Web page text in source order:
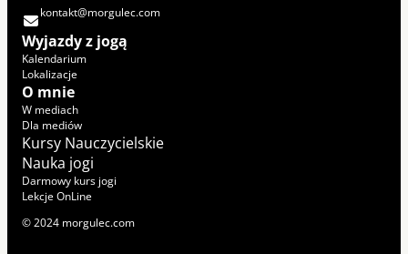
kontakt@morgulec.com
Wyjazdy z jogą
Kalendarium
Lokalizacje
O mnie
W mediach
Dla mediów
Kursy Nauczycielskie
Nauka jogi
Darmowy kurs jogi
Lekcje OnLine
© 2024 morgulec.com